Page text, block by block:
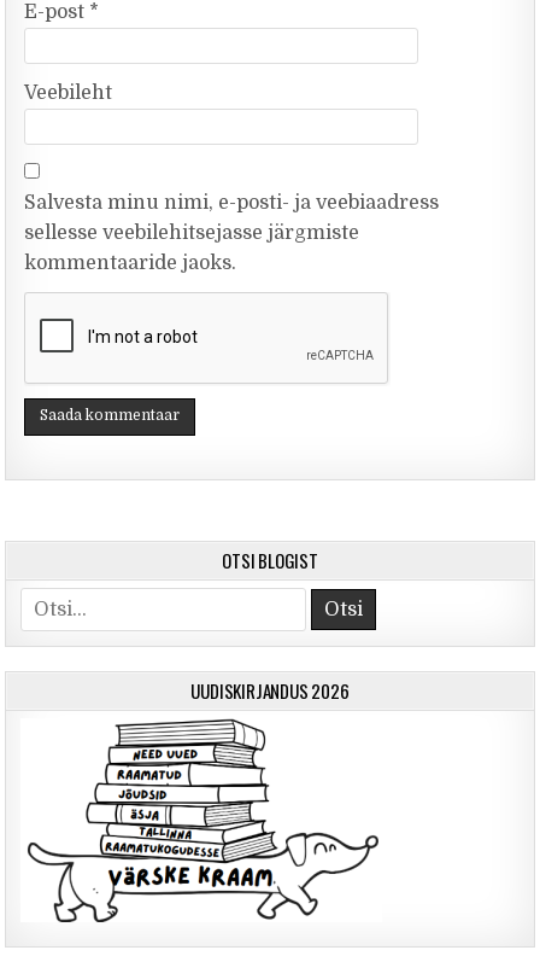
E-post *
Veebileht
Salvesta minu nimi, e-posti- ja veebiaadress
sellesse veebilehitsejasse järgmiste
kommentaaride jaoks.
OTSI BLOGIST
Otsi
UUDISKIRJANDUS 2026